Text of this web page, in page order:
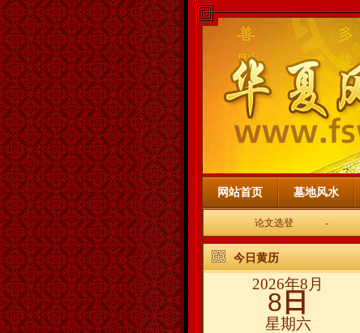
网站首页 墓地风水
论文选登 -
今日黄历
2026年8月
8 日
星期六